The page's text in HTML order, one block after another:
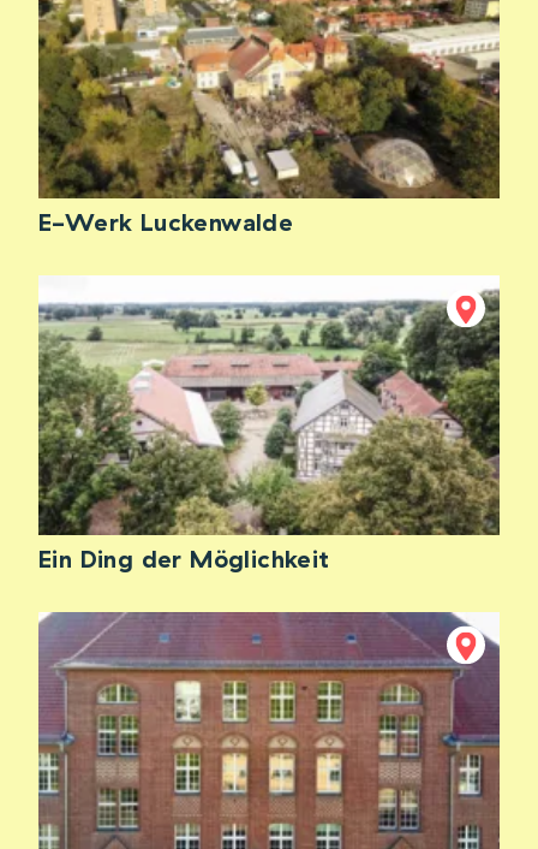
E-Werk Luckenwalde
Ein Ding der Möglichkeit